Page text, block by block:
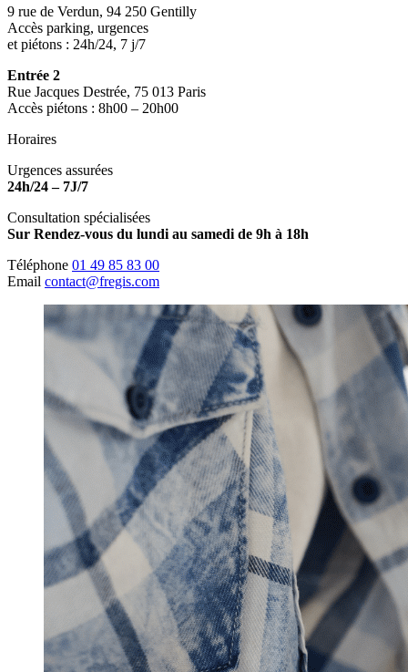
9 rue de Verdun, 94 250 Gentilly
Accès parking, urgences
et piétons : 24h/24, 7 j/7
Entrée 2
Rue Jacques Destrée, 75 013 Paris
Accès piétons : 8h00 – 20h00
Horaires
Urgences assurées
24h/24 – 7J/7
Consultation spécialisées
Sur Rendez-vous du lundi au samedi de 9h à 18h
Téléphone 01 49 85 83 00
Email contact@fregis.com